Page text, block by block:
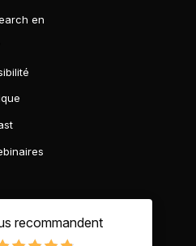
en
recommandent